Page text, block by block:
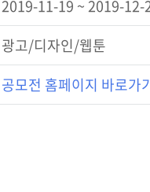
2019-11-19 ~ 2019-12-
광고/디자인/웹툰
공모전 홈페이지 바로가